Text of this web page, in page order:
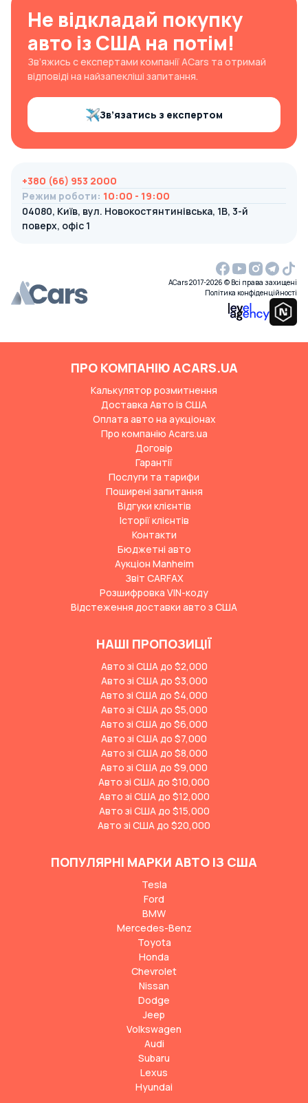
Не відкладай покупку
авто із США на потім!
Зв’яжись с експертами компанії ACars та отримай
відповіді на найзапекліші запитання.
Зв’язатись з експертом
+380 (66) 953 2000
Режим роботи: 10:00 - 19:00
04080, Київ, вул. Новокостянтинівська, 1В, 3-й
поверх, офіс 1
ACars 2017-2026 © Всі права захищені
Політика конфіденційності
ПРО КОМПАНІЮ ACARS.UA
Калькулятор розмитнення
Доставка Авто із США
Оплата авто на аукціонах
Про компанію Acars.ua
Договір
Гарантії
Послуги та тарифи
Поширені запитання
Відгуки клієнтів
Історії клієнтів
Контакти
Бюджетні авто
Аукціон Manheim
Звіт CARFAX
Розшифровка VIN-коду
Відстеження доставки авто з США
НАШІ ПРОПОЗИЦІЇ
Авто зі США до $2,000
Авто зі США до $3,000
Авто зі США до $4,000
Авто зі США до $5,000
Авто зі США до $6,000
Авто зі США до $7,000
Авто зі США до $8,000
Авто зі США до $9,000
Авто зі США до $10,000
Авто зі США до $12,000
Авто зі США до $15,000
Авто зі США до $20,000
ПОПУЛЯРНІ МАРКИ АВТО ІЗ США
Tesla
Ford
BMW
Mercedes-Benz
Toyota
Honda
Chevrolet
Nissan
Dodge
Jeep
Volkswagen
Audi
Subaru
Lexus
Hyundai